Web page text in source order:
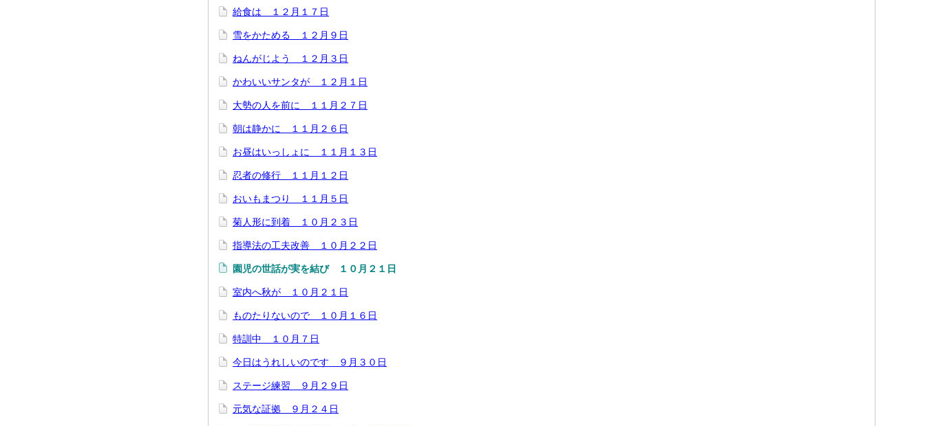
給食は １２月１７日
雪をかためる １２月９日
ねんがじよう １２月３日
かわいいサンタが １２月１日
大勢の人を前に １１月２７日
朝は静かに １１月２６日
お昼はいっしょに １１月１３日
忍者の修行 １１月１２日
おいもまつり １１月５日
菊人形に到着 １０月２３日
指導法の工夫改善 １０月２２日
園児の世話が実を結び １０月２１日
室内へ秋が １０月２１日
ものたりないので １０月１６日
特訓中 １０月７日
今日はうれしいのです ９月３０日
ステージ練習 ９月２９日
元気な証拠 ９月２４日